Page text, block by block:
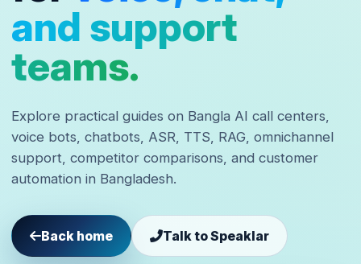
and support
teams.
Explore practical guides on Bangla AI call centers,
voice bots, chatbots, ASR, TTS, RAG, omnichannel
support, competitor comparisons, and customer
automation in Bangladesh.
Back home Talk to Speaklar